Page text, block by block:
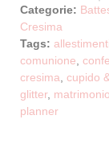
Categorie:
Cresima
Tags: allestimenti
comunione
cresima cupido
glitter, matrimonio
planner